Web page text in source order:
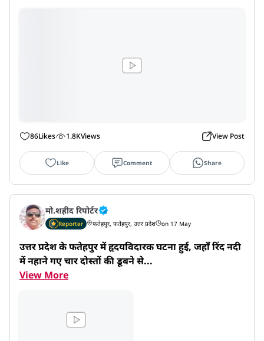
86Likes 1.8KViews View Post
Like Comment Share
मो.शहीद रिपोर्टर
Reporter फतेहपुर, फतेहपुर, उत्तर प्रदेश on 17 May
उत्तर प्रदेश के फतेहपुर में हृदयविदारक घटना हुई, जहाँ रिंद नदी
में नहाने गए चार दोस्तों की डूबने से...
View More